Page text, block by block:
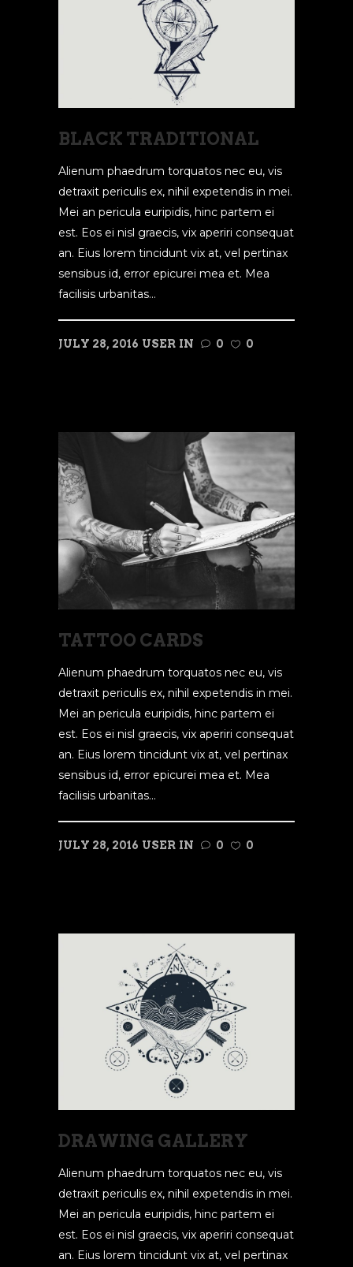
BLACK TRADITIONAL
Alienum phaedrum torquatos nec eu, vis
detraxit periculis ex, nihil expetendis in mei.
Mei an pericula euripidis, hinc partem ei
est. Eos ei nisl graecis, vix aperiri consequat
an. Eius lorem tincidunt vix at, vel pertinax
sensibus id, error epicurei mea et. Mea
facilisis urbanitas...
JULY 28, 2016 USER IN 0
0
TATTOO CARDS
Alienum phaedrum torquatos nec eu, vis
detraxit periculis ex, nihil expetendis in mei.
Mei an pericula euripidis, hinc partem ei
est. Eos ei nisl graecis, vix aperiri consequat
an. Eius lorem tincidunt vix at, vel pertinax
sensibus id, error epicurei mea et. Mea
facilisis urbanitas...
JULY 28, 2016 USER IN 0
0
DRAWING GALLERY
Alienum phaedrum torquatos nec eu, vis
detraxit periculis ex, nihil expetendis in mei.
Mei an pericula euripidis, hinc partem ei
est. Eos ei nisl graecis, vix aperiri consequat
an. Eius lorem tincidunt vix at, vel pertinax